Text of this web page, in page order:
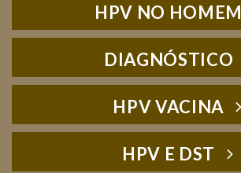
HPV NO HOMEM
DIAGNÓSTICO
HPV VACINA
HPV E DST